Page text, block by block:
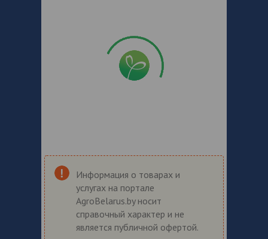
Информация о товарах и
услугах на портале
AgroBelarus.by носит
справочный характер и не
является публичной офертой.